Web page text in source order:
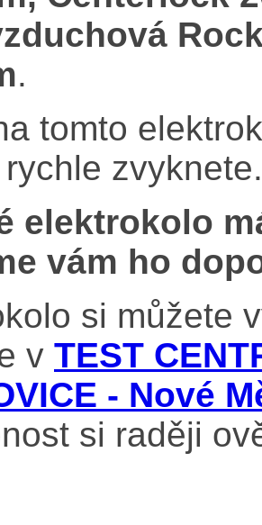
.
tomto
zvyknete.
elektrokolo
vám ho
si můžete
v TEST
- Nové
si raději